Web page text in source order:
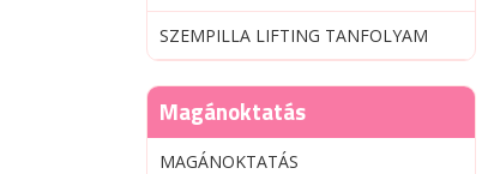
SZEMPILLA LIFTING TANFOLYAM
Magánoktatás
MAGÁNOKTATÁS